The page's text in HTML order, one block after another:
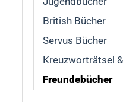
British Bücher
Servus Bücher
Kreuzworträtsel
Freundebücher